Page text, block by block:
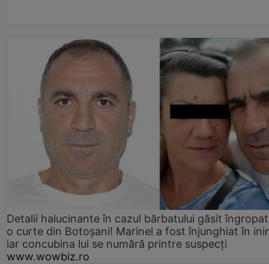
Detalii halucinante în cazul bărbatului găsit
o curte din Botoșani! Marinel a fost înjunghiat în
iar concubina lui se numără printre suspecți
www.wowbiz.ro